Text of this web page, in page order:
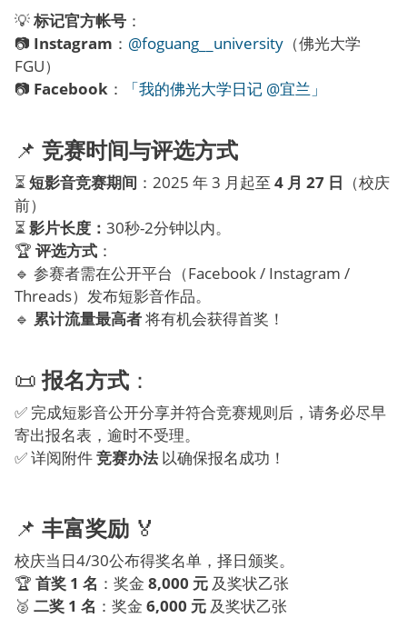
💡标记官方帐号 ：
📷 Instagram ： @foguang__university （佛光大学
FGU）
📷 Facebook ： 「我的佛光大学日记 @宜兰」
📌 竞赛时间与评选方式
⏳短影音竞赛期间 ：2025 年 3 月起至 4 月 27 日 （校庆
前）
⏳影片长度： 30秒-2分钟以内。
🏆 评选方式 ：
🔹 参赛者需在公开平台（Facebook / Instagram /
Threads）发布短影音作品。
🔹 累计流量最高者将有机会获得首奖！
📜报名方式 ：
✅ 完成短影音公开分享并符合竞赛规则后，请务必尽早
寄出报名表，逾时不受理。
✅ 详阅附件竞赛办法 以确保报名成功！
📌 丰富奖励 🏅
校庆当日4/30公布得奖名单，择日颁奖。
🏆 首奖 1 名 ：奖金 8,000 元 及奖状乙张
🥈 二奖 1 名 ：奖金 6,000 元 及奖状乙张